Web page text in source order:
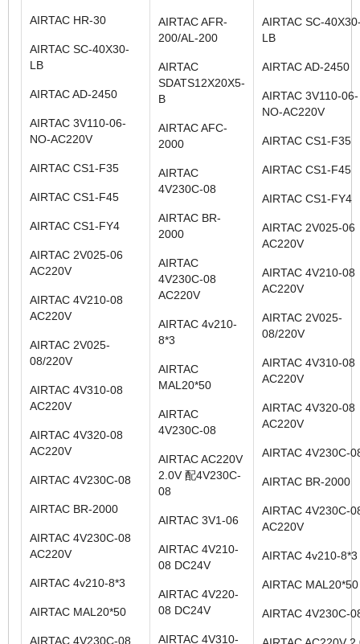
AIRTAC HR-30
AIRTAC SC-40X30-
LB
AIRTAC AD-2450
AIRTAC 3V110-06-
NO-AC220V
AIRTAC CS1-F35
AIRTAC CS1-F45
AIRTAC CS1-FY4
AIRTAC 2V025-06
AC220V
AIRTAC 4V210-08
AC220V
AIRTAC 2V025-
08/220V
AIRTAC 4V310-08
AC220V
AIRTAC 4V320-08
AC220V
AIRTAC 4V230C-08
AIRTAC BR-2000
AIRTAC 4V230C-08
AC220V
AIRTAC 4v210-8*3
AIRTAC MAL20*50
AIRTAC 4V230C-08
AIRTAC AFR-
200/AL-200
AIRTAC
SDATS12X20X5-
B
AIRTAC AFC-
2000
AIRTAC
4V230C-08
AIRTAC BR-
2000
AIRTAC
4V230C-08
AC220V
AIRTAC 4v210-
8*3
AIRTAC
MAL20*50
AIRTAC
4V230C-08
AIRTAC AC220V
2.0V 配4V230C-
08
AIRTAC 3V1-06
AIRTAC 4V210-
08 DC24V
AIRTAC 4V220-
08 DC24V
AIRTAC 4V310-
AIRTAC SC-
LB
AIRTAC AD-2450
AIRTAC 3V110-06-
NO-AC220V
AIRTAC CS1-F35
AIRTAC CS1-F45
AIRTAC CS1-FY4
AIRTAC 2V025-06
AC220V
AIRTAC 4V210-08
AC220V
AIRTAC 2V025-
08/220V
AIRTAC 4V310-08
AC220V
AIRTAC 4V320-08
AC220V
AIRTAC 4V230C-
AIRTAC BR-2000
AIRTAC 4V230C-
AC220V
AIRTAC 4v210-8*3
AIRTAC MAL20*50
AIRTAC 4V230C-